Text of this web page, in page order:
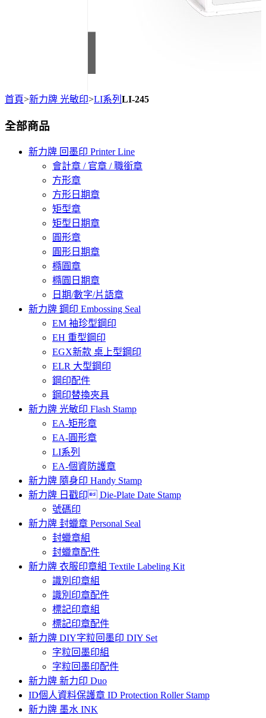
首頁>新力牌 光敏印>LI系列 LI-245
全部商品
新力牌 回墨印 Printer Line
會計章 / 官章 / 職銜章
方形章
方形日期章
矩型章
矩型日期章
圓形章
圓形日期章
橢圓章
橢圓日期章
日期/數字/片語章
新力牌 鋼印 Embossing Seal
EM 袖珍型鋼印
EH 重型鋼印
EGX新款 桌上型鋼印
ELR 大型鋼印
鋼印配件
鋼印替換夾具
新力牌 光敏印 Flash Stamp
EA-矩形章
EA-圓形章
LI系列
EA-個資防護章
新力牌 隨身印 Handy Stamp
新力牌 日戳印 Die-Plate Date Stamp
號碼印
新力牌 封蠟章 Personal Seal
封蠟章組
封蠟章配件
新力牌 衣服印章組 Textile Labeling Kit
識別印章組
識別印章配件
標記印章組
標記印章配件
新力牌 DIY字粒回墨印 DIY Set
字粒回墨印組
字粒回墨印配件
新力牌 新力印 Duo
ID個人資料保護章 ID Protection Roller Stamp
新力牌 墨水 INK